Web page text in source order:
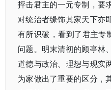
抨击君主的一元专制，要
对统治者缘饰其家天下亦
有所识破，看到了君主专
问题。明末清初的顾亭林
道德与政治、理想与现实
为家做出了重要的区分，